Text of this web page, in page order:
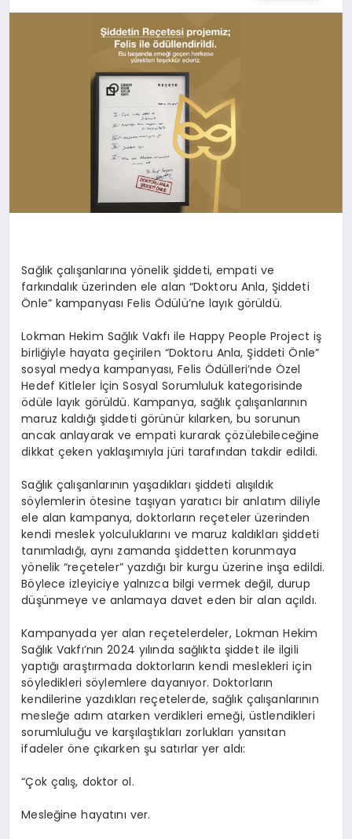
Sağlık çalışanlarına yönelik şiddeti, empati ve
farkındalık üzerinden ele alan “Doktoru Anla, Şiddeti
Önle”kampanyası Felis Ödülü’ne layık görüldü.
Lokman Hekim Sağlık Vakfı ile Happy People Project iş
birliğiyle hayata geçirilen “Doktoru Anla, Şiddeti Önle”
sosyal medya kampanyası,Felis Ödülleri’nde Özel
Hedef Kitleler İçin Sosyal Sorumlulukkategorisinde
ödüle layık görüldü. Kampanya, sağlık çalışanlarının
maruz kaldığı şiddeti görünür kılarken, bu sorunun
ancak anlayarak ve empati kurarak çözülebileceğine
dikkat çeken yaklaşımıyla jüri tarafından takdir edildi.
Sağlık çalışanlarının yaşadıkları şiddeti alışıldık
söylemlerin ötesine taşıyan yaratıcı bir anlatım diliyle
ele alan kampanya, doktorların reçeteler üzerinden
kendi meslek yolculuklarını ve maruz kaldıkları şiddeti
tanımladığı, aynı zamanda şiddetten korunmaya
yönelik “reçeteler” yazdığı bir kurgu üzerine inşa edildi.
Böylece izleyiciye yalnızca bilgi vermek değil, durup
düşünmeye ve anlamaya davet eden bir alan açıldı.
Kampanyada yer alan reçetelerdeler, Lokman Hekim
Sağlık Vakfı’nın 2024 yılında sağlıkta şiddet ile ilgili
yaptığı araştırmada doktorların kendi meslekleri için
söyledikleri söylemlere dayanıyor. Doktorların
kendilerine yazdıkları reçetelerde, sağlık çalışanlarının
mesleğe adım atarken verdikleri emeği, üstlendikleri
sorumluluğu ve karşılaştıkları zorlukları yansıtan
ifadeler öne çıkarken şu satırlar yer aldı:
“Çok çalış, doktor ol.
Mesleğine hayatını ver.